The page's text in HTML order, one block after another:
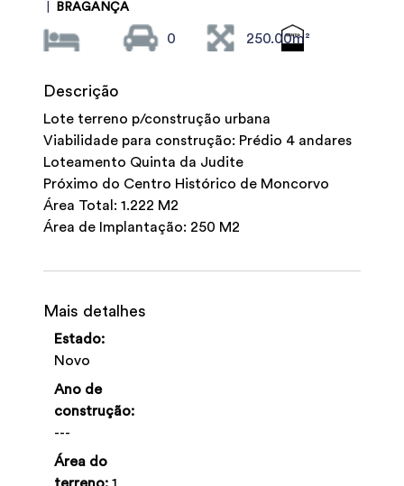
BRAGANÇA
0 250.00m²
Descrição
Lote terreno p/construção urbana
Viabilidade para construção: Prédio 4 andares
Loteamento Quinta da Judite
Próximo do Centro Histórico de Moncorvo
Área Total: 1.222 M2
Área de Implantação: 250 M2
Mais detalhes
Estado:
Novo
Ano de
construção:
---
Área do